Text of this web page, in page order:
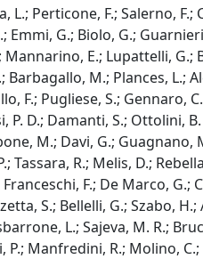
Perticone, F.; Salerno,
Emmi, G.; Biolo, G.;
E.; Lupattelli, G.;
M.; Plances, L.;
F.; Pugliese, S.; Gennaro,
D.; Damanti, S.; Ottolini,
M.; Davi, G.; Guagnano,
R.; Melis, D.;
F.; De Marco, G.;
S.; Bellelli, G.; Szabo,
L.; Sajeva, M. R.;
Manfredini, R.; Molino,